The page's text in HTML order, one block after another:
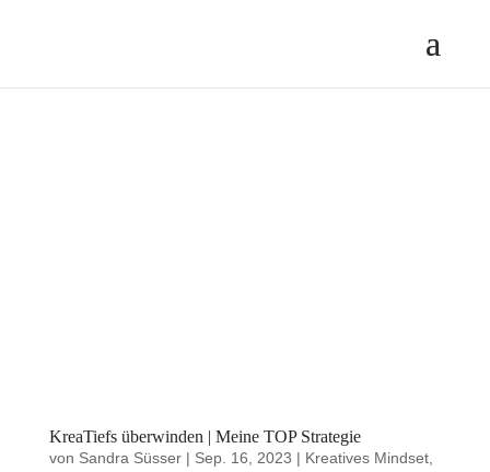
KreaTiefs überwinden | Meine TOP Strategie
von Sandra Süsser| Sep. 16, 2023 | Kreatives Mindset,